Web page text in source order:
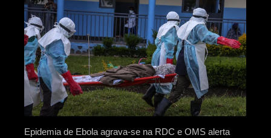
Epidemia de Ebola agrava-se na RDC e OMS alerta